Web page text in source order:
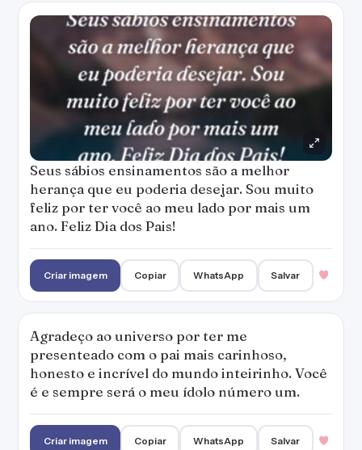
Seus sábios ensinamentos são a melhor
herança que eu poderia desejar. Sou muito
feliz por ter você ao meu lado por mais um
ano. Feliz Dia dos Pais!
Criar imagem Copiar WhatsApp Salvar
Agradeço ao universo por ter me
presenteado com o pai mais carinhoso,
honesto e incrível do mundo inteirinho. Você
é e sempre será o meu ídolo número um.
Criar imagem Copiar WhatsApp Salvar